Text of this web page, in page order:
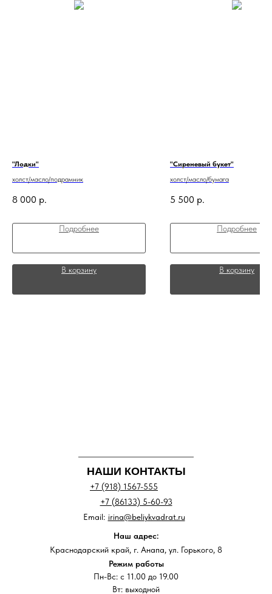
"Лодки"
холст/масло/подрамник
8 000 р.
Подробнее
В корзину
"Сиреневый букет"
холст/масло/бумага
5 500 р.
Подробнее
В корзину
НАШИ КОНТАКТЫ
+7 (918) 1567-555
+7 (86133) 5-60-93
Наш адрес:
Краснодарский край, г. Анапа, ул. Горького, 8
Режим работы
Пн-Вс: с 11.00 до 19.00
Вт: выходной
irina@beliykvadrat.ru
Email: